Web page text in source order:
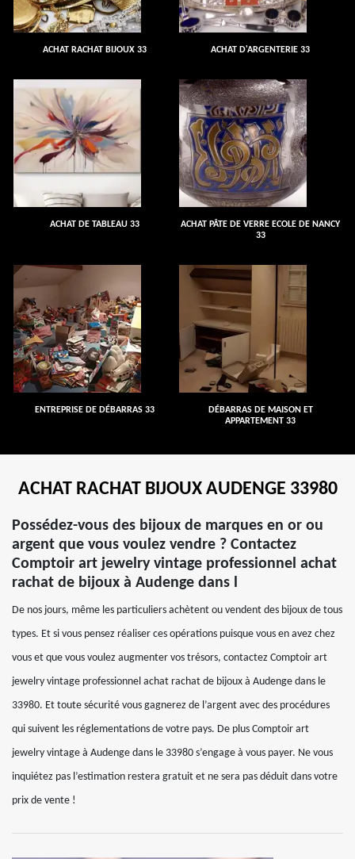
ACHAT RACHAT BIJOUX 33 ACHAT D'ARGENTERIE 33
ACHAT DE TABLEAU 33
ACHAT PÂTE DE VERRE ECOLE DE NANCY
33
ENTREPRISE DE DÉBARRAS 33
DÉBARRAS DE MAISON ET
APPARTEMENT 33
ACHAT RACHAT BIJOUX AUDENGE 33980
Possédez-vous des bijoux de marques en or ou
argent que vous voulez vendre ? Contactez
Comptoir art jewelry vintage professionnel achat
rachat de bijoux à Audenge dans l
De nos jours, même les particuliers achètent ou vendent des bijoux de tous
types. Et si vous pensez réaliser ces opérations puisque vous en avez chez
vous et que vous voulez augmenter vos trésors, contactez Comptoir art
jewelry vintage professionnel achat rachat de bijoux à Audenge dans le
33980. Et toute sécurité vous gagnerez de l’argent avec des procédures
qui suivent les réglementations de votre pays. De plus Comptoir art
jewelry vintage à Audenge dans le 33980 s’engage à vous payer. Ne vous
inquiétez pas l’estimation restera gratuit et ne sera pas déduit dans votre
prix de vente !